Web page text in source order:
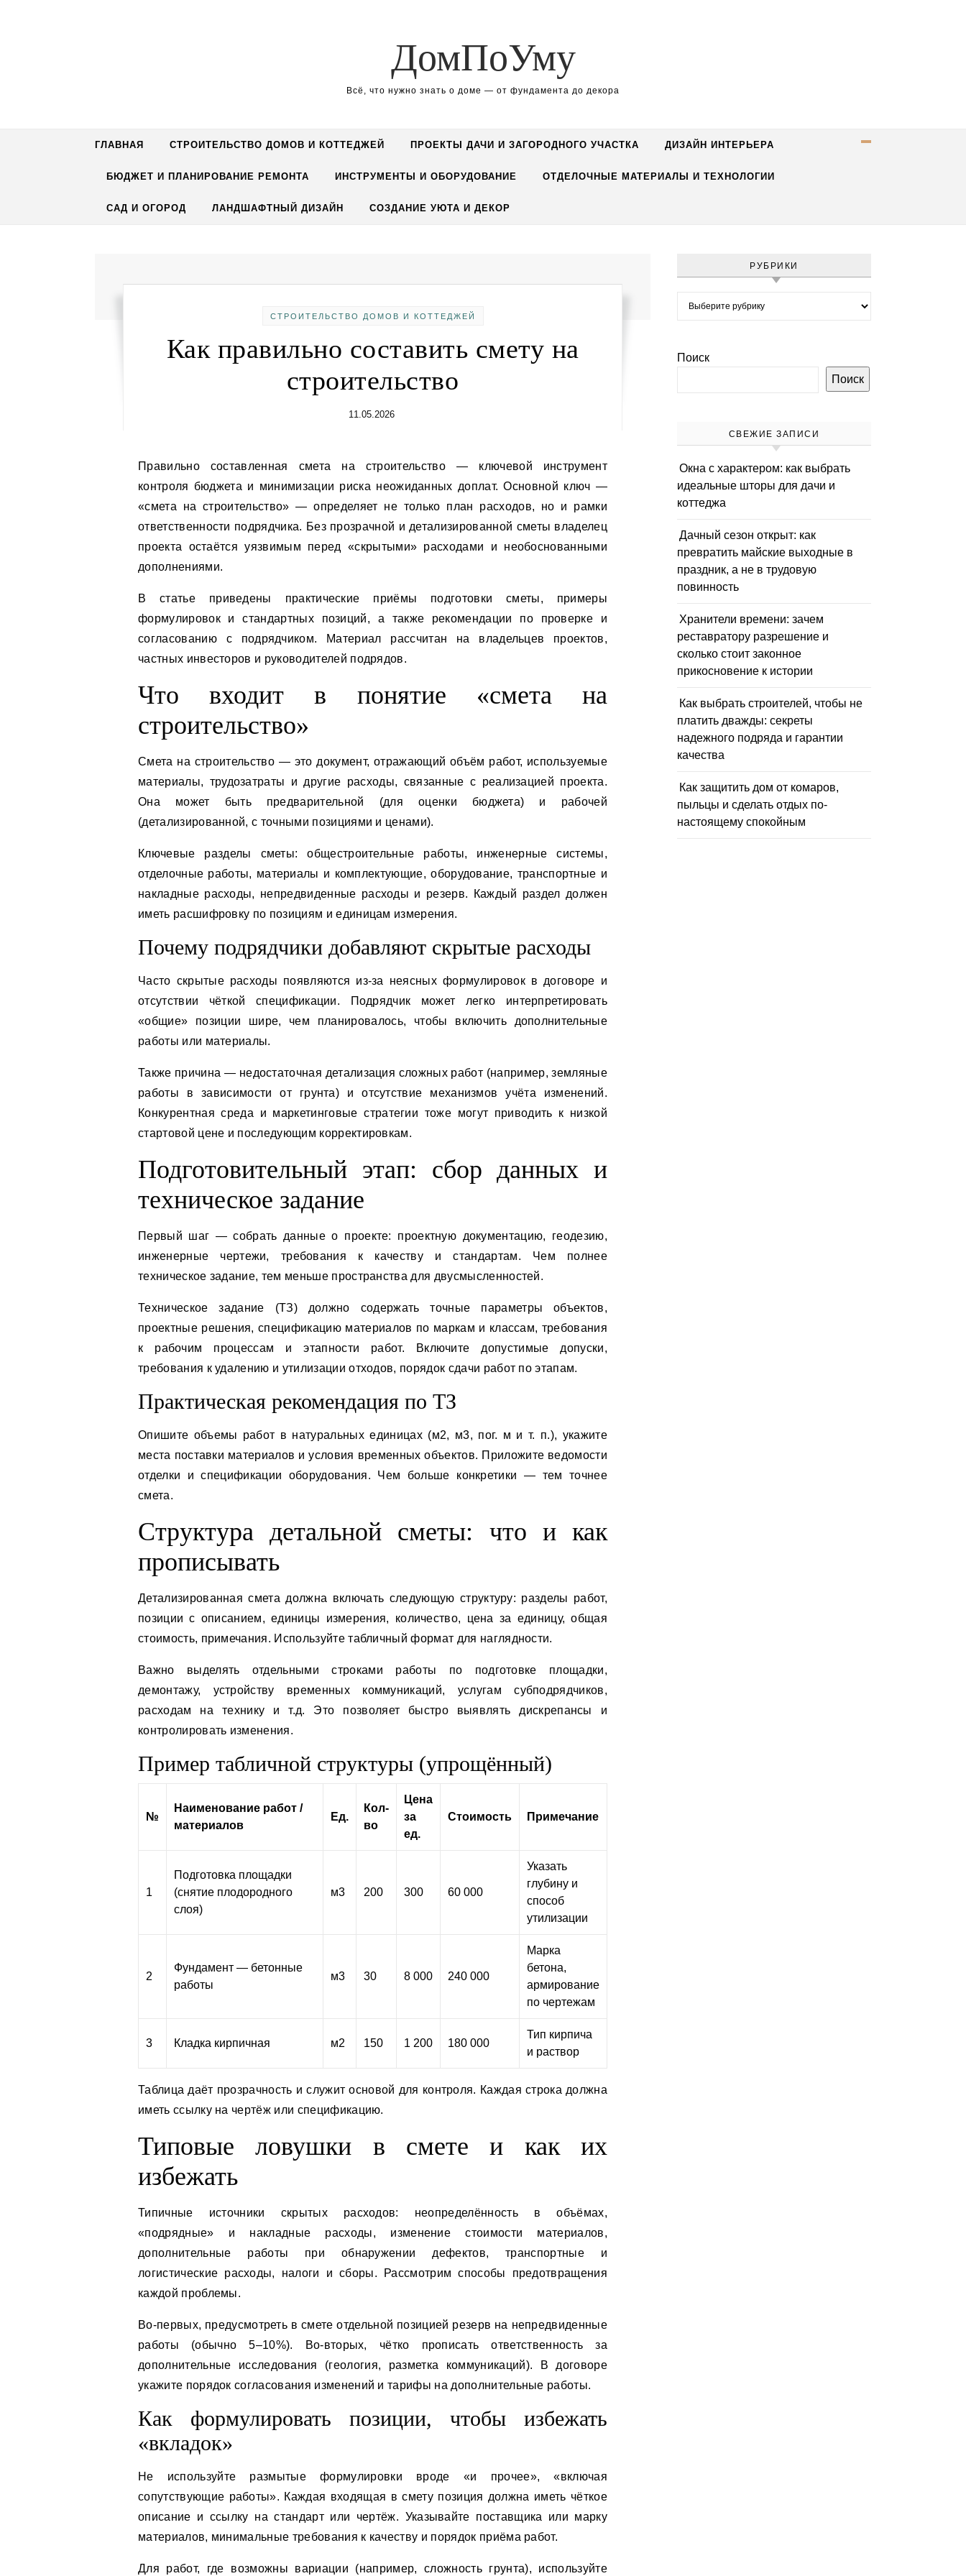
ДомПоУму
Всё, что нужно знать о доме — от фундамента до декора
ГЛАВНАЯ СТРОИТЕЛЬСТВО ДОМОВ И КОТТЕДЖЕЙ ПРОЕКТЫ ДАЧИ И ЗАГОРОДНОГО УЧАСТКА ДИЗАЙН ИНТЕРЬЕРА
БЮДЖЕТ И ПЛАНИРОВАНИЕ РЕМОНТА ИНСТРУМЕНТЫ И ОБОРУДОВАНИЕ ОТДЕЛОЧНЫЕ МАТЕРИАЛЫ И ТЕХНОЛОГИИ
САД И ОГОРОД ЛАНДШАФТНЫЙ ДИЗАЙН СОЗДАНИЕ УЮТА И ДЕКОР
СТРОИТЕЛЬСТВО ДОМОВ И КОТТЕДЖЕЙ
Как правильно составить смету на
строительство
11.05.2026
Правильно составленная смета на строительство — ключевой инструмент
контроля бюджета и минимизации риска неожиданных доплат. Основной ключ —
«смета на строительство» — определяет не только план расходов, но и рамки
ответственности подрядчика. Без прозрачной и детализированной сметы владелец
проекта остаётся уязвимым перед «скрытыми» расходами и необоснованными
дополнениями.
В статье приведены практические приёмы подготовки сметы, примеры
формулировок и стандартных позиций, а также рекомендации по проверке и
согласованию с подрядчиком. Материал рассчитан на владельцев проектов,
частных инвесторов и руководителей подрядов.
Что входит в понятие «смета на
строительство»
Смета на строительство — это документ, отражающий объём работ, используемые
материалы, трудозатраты и другие расходы, связанные с реализацией проекта.
Она может быть предварительной (для оценки бюджета) и рабочей
(детализированной, с точными позициями и ценами).
Ключевые разделы сметы: общестроительные работы, инженерные системы,
отделочные работы, материалы и комплектующие, оборудование, транспортные и
накладные расходы, непредвиденные расходы и резерв. Каждый раздел должен
иметь расшифровку по позициям и единицам измерения.
Почему подрядчики добавляют скрытые расходы
Часто скрытые расходы появляются из-за неясных формулировок в договоре и
отсутствии чёткой спецификации. Подрядчик может легко интерпретировать
«общие» позиции шире, чем планировалось, чтобы включить дополнительные
работы или материалы.
Также причина — недостаточная детализация сложных работ (например, земляные
работы в зависимости от грунта) и отсутствие механизмов учёта изменений.
Конкурентная среда и маркетинговые стратегии тоже могут приводить к низкой
стартовой цене и последующим корректировкам.
Подготовительный этап: сбор данных и
техническое задание
Первый шаг — собрать данные о проекте: проектную документацию, геодезию,
инженерные чертежи, требования к качеству и стандартам. Чем полнее
техническое задание, тем меньше пространства для двусмысленностей.
Техническое задание (ТЗ) должно содержать точные параметры объектов,
проектные решения, спецификацию материалов по маркам и классам, требования
к рабочим процессам и этапности работ. Включите допустимые допуски,
требования к удалению и утилизации отходов, порядок сдачи работ по этапам.
Практическая рекомендация по ТЗ
Опишите объемы работ в натуральных единицах (м2, м3, пог. м и т. п.), укажите
места поставки материалов и условия временных объектов. Приложите ведомости
отделки и спецификации оборудования. Чем больше конкретики — тем точнее
смета.
Структура детальной сметы: что и как
прописывать
Детализированная смета должна включать следующую структуру: разделы работ,
позиции с описанием, единицы измерения, количество, цена за единицу, общая
стоимость, примечания. Используйте табличный формат для наглядности.
Важно выделять отдельными строками работы по подготовке площадки,
демонтажу, устройству временных коммуникаций, услугам субподрядчиков,
расходам на технику и т.д. Это позволяет быстро выявлять дискрепансы и
контролировать изменения.
Пример табличной структуры (упрощённый)
№
Наименование работ /
материалов
Ед.
Кол-
во
Цена
за
ед.
Стоимость Примечание
1
Подготовка площадки
(снятие плодородного
слоя)
м3 200 300 60 000
Указать
глубину и
способ
утилизации
2
Фундамент — бетонные
работы
м3 30 8 000 240 000
Марка
бетона,
армирование
по чертежам
3 Кладка кирпичная м2 150 1 200 180 000
Тип кирпича
и раствор
Таблица даёт прозрачность и служит основой для контроля. Каждая строка должна
иметь ссылку на чертёж или спецификацию.
Типовые ловушки в смете и как их
избежать
Типичные источники скрытых расходов: неопределённость в объёмах,
«подрядные» и накладные расходы, изменение стоимости материалов,
дополнительные работы при обнаружении дефектов, транспортные и
логистические расходы, налоги и сборы. Рассмотрим способы предотвращения
каждой проблемы.
Во-первых, предусмотреть в смете отдельной позицией резерв на непредвиденные
работы (обычно 5–10%). Во-вторых, чётко прописать ответственность за
дополнительные исследования (геология, разметка коммуникаций). В договоре
укажите порядок согласования изменений и тарифы на дополнительные работы.
Как формулировать позиции, чтобы избежать
«вкладок»
Не используйте размытые формулировки вроде «и прочее», «включая
сопутствующие работы». Каждая входящая в смету позиция должна иметь чёткое
описание и ссылку на стандарт или чертёж. Указывайте поставщика или марку
материалов, минимальные требования к качеству и порядок приёма работ.
Для работ, где возможны вариации (например, сложность грунта), используйте
РУБРИКИ
Поиск
Поиск
СВЕЖИЕ ЗАПИСИ
Окна с характером: как выбрать
идеальные шторы для дачи и
коттеджа
Дачный сезон открыт: как
превратить майские выходные в
праздник, а не в трудовую
повинность
Хранители времени: зачем
реставратору разрешение и
сколько стоит законное
прикосновение к истории
Как выбрать строителей, чтобы не
платить дважды: секреты
надежного подряда и гарантии
качества
Как защитить дом от комаров,
пыльцы и сделать отдых по-
настоящему спокойным